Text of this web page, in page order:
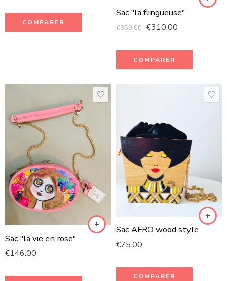
COMPARER
Sac "la flingueuse"
€359.00 €310.00
COMPARER
Sac "la vie en rose"
€146.00
Sac AFRO wood style
€75.00
COMPARER